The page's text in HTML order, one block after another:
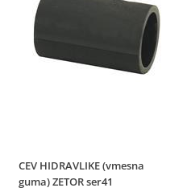
CEV HIDRAVLIKE (vmesna
guma) ZETOR ser41